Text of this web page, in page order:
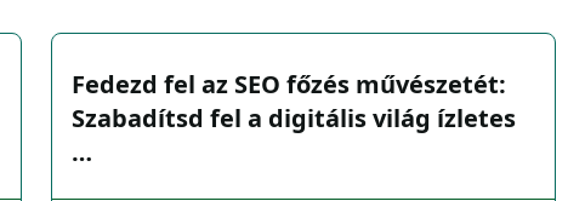
Fedezd fel az SEO főzés művészetét:
Szabadítsd fel a digitális világ ízletes
…